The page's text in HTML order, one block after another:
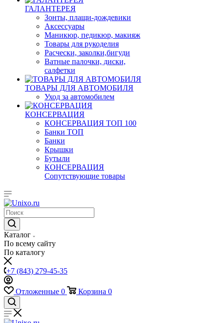
ГАЛАНТЕРЕЯ
Зонты, плащи-дождевики
Аксессуары
Маникюр, педикюр, макияж
Товары для рукоделия
Расчески, заколки,бигуди
Ватные палочки, диски,
салфетки
ТОВАРЫ ДЛЯ АВТОМОБИЛЯ
Уход за автомобилем
КОНСЕРВАЦИЯ
КОНСЕРВАЦИЯ ТОП 100
Банки ТОП
Банки
Крышки
Бутыли
КОНСЕРВАЦИЯ
Сопутствующие товары
Каталог
По всему сайту
По каталогу
+7 (843) 279-45-35
Отложенные 0 Корзина 0